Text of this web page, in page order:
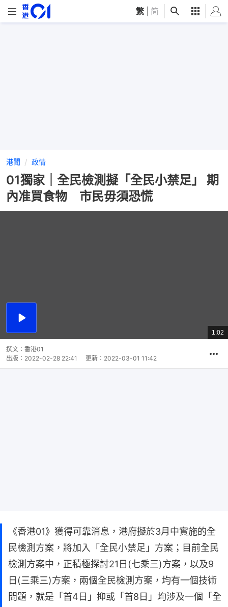
繁 简
港聞 政情
01獨家｜全民檢測擬「全民小禁足」 期
內准買食物 市民毋須恐慌
播
總
共
1:02
撰文： 香港01
出版： 2022-02-28 22:41 更新： 2022-03-01 11:42
《香港01》獲得可靠消息，港府擬於3月中實施的全
民檢測方案，將加入「全民小禁足」方案；目前全民
檢測方案中，正積極探討21日(七乘三)方案，以及9
日(三乘三)方案，兩個全民檢測方案，均有一個技術
問題，就是「首4日」抑或「首8日」均涉及一個「全